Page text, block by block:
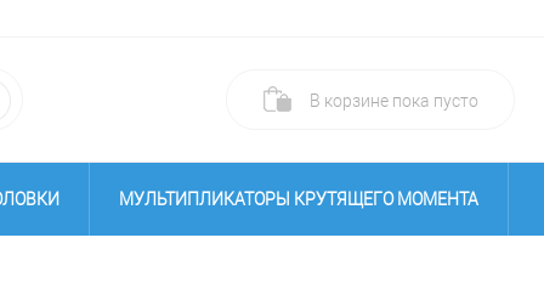
В корзине пока пусто
МУЛЬТИПЛИКАТОРЫ КРУТЯЩЕГО МОМЕНТА